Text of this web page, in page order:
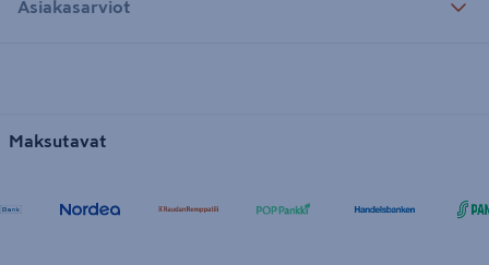
Asiakasarviot
Maksutavat